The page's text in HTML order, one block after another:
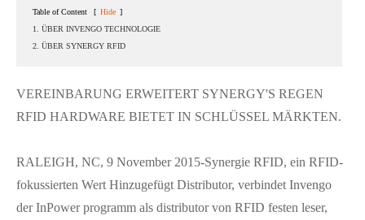
Table of Content [ Hide ]
1. ÜBER INVENGO TECHNOLOGIE
2. ÜBER SYNERGY RFID
VEREINBARUNG ERWEITERT SYNERGY'S REGEN
RFID HARDWARE BIETET IN SCHLÜSSEL MÄRKTEN.
RALEIGH, NC, 9 November 2015-Synergie RFID, ein RFID-
fokussierten Wert Hinzugefügt Distributor, verbindet Invengo
der InPower programm als distributor von RFID festen leser,